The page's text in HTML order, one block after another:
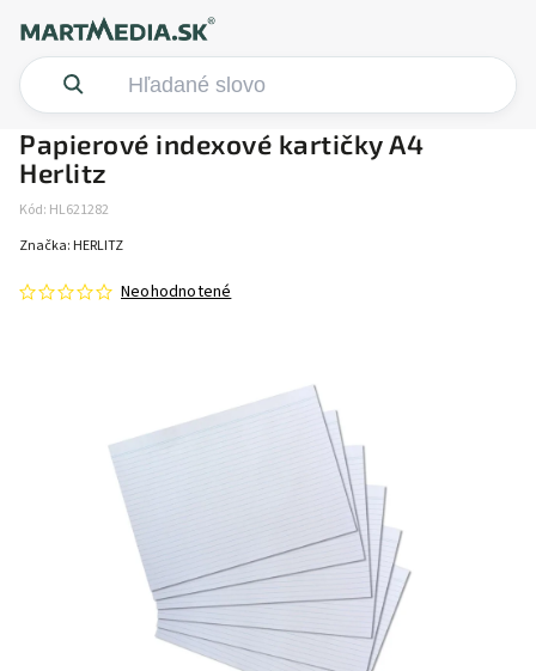
Papierové indexové kartičky A4
Herlitz
Kód: HL621282
Neohodnotené
Značka: HERLITZ